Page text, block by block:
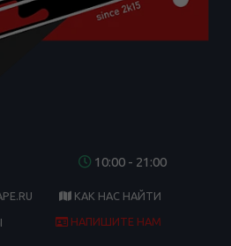
10:00 - 21:00
КАК НАС НАЙТИ
НАПИШИТЕ НАМ